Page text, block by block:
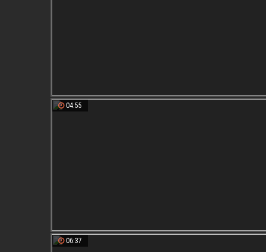
04:55
06:37